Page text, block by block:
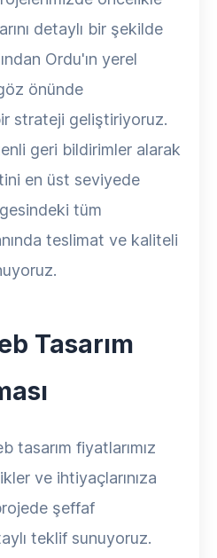
detaylı bir şekilde
Ordu'ın yerel
önünde
strateji geliştiriyoruz.
geri bildirimler alarak
en üst seviyede
tüm
teslimat ve kaliteli
Tasarım
tasarım fiyatlarımız
ve ihtiyaçlarınıza
şeffaf
teklif sunuyoruz.